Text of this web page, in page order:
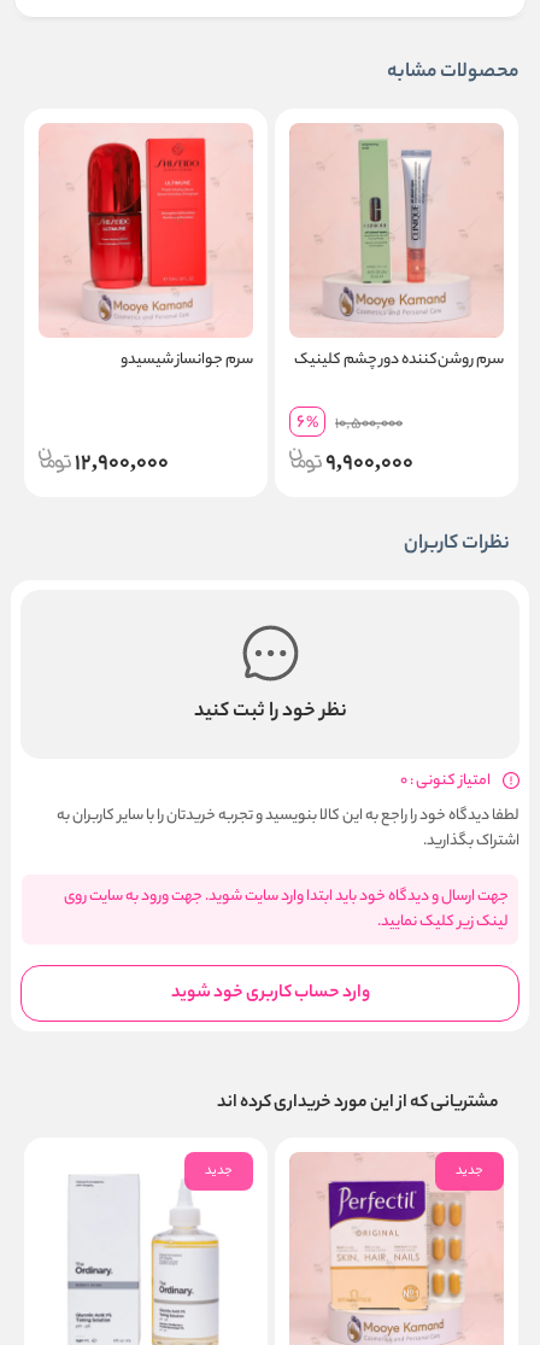
محصولات مشابه
سرم روشن‌کننده دور چشم کلینیک
10,500,000
6%
9,900,000
سرم جوانساز شیسیدو
12,900,000
نظرات کاربران
نظر خود را ثبت کنید
امتیاز کنونی : 0
لطفا دیدگاه خود را راجع به این کالا بنویسید و تجربه خریدتان را با سایر کاربران به
اشتراک بگذارید.
جهت ارسال و دیدگاه خود باید ابتدا وارد سایت شوید. جهت ورود به سایت روی
لینک زیر کلیک نمایید.
وارد حساب کاربری خود شوید
مشتریانی که از این مورد خریداری کرده اند
جدید جدید